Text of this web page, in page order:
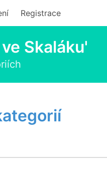
Registrace
Skaláku'